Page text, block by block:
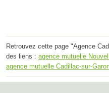
Retrouvez cette page "Agence
des liens : agence mutuelle
agence mutuelle Cadillac-sur-